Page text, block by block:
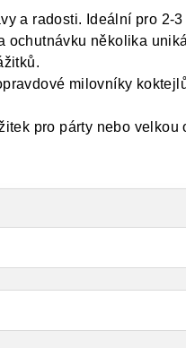
a radosti. Ideální pro 2-
ochutnávku několika
milovníky
pro párty nebo velkou